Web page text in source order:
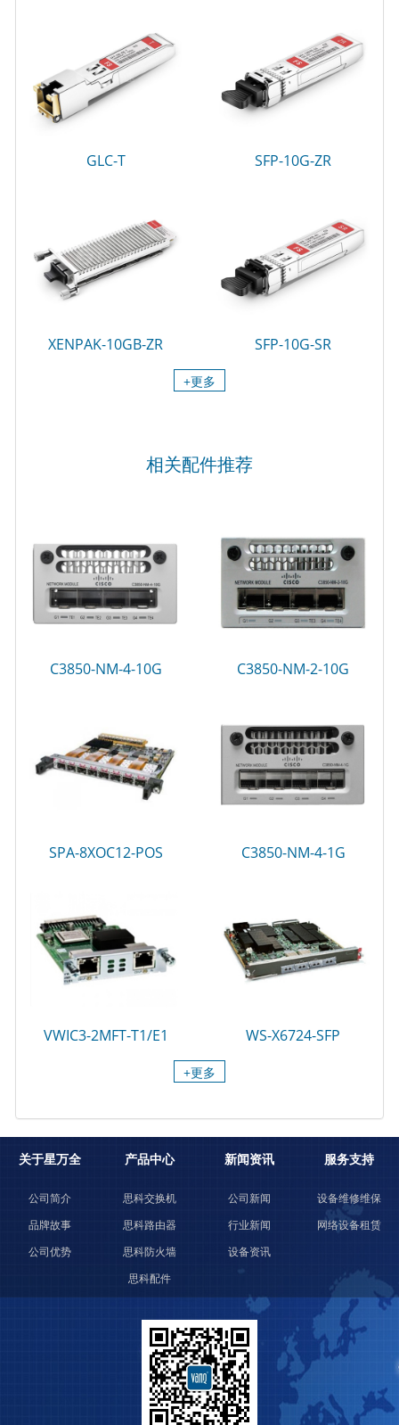
GLC-T SFP-10G-ZR
XENPAK-10GB-ZR SFP-10G-SR
+更多
相关配件推荐
C3850-NM-4-10G C3850-NM-2-10G
SPA-8XOC12-POS C3850-NM-4-1G
VWIC3-2MFT-T1/E1 WS-X6724-SFP
+更多
关于星万全 产品中心 新闻资讯 服务支持
公司简介
品牌故事
公司优势
思科交换机
思科路由器
思科防火墙
思科配件
公司新闻
行业新闻
设备资讯
设备维修维保
网络设备租赁